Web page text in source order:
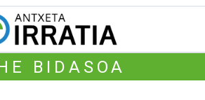
BIDASOA